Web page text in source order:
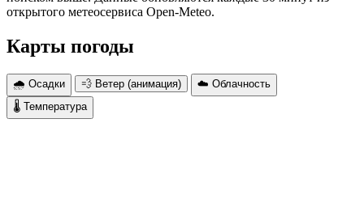
открытого метеосервиса Open-Meteo.
Карты погоды
🌧 Осадки 💨 Ветер (анимация)
☁️ Облачность
🌡 Температура